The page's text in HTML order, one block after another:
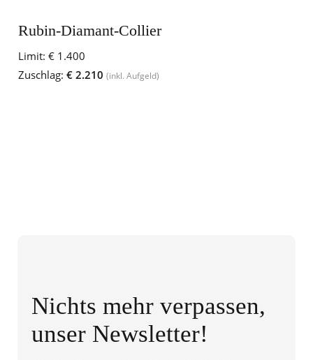
Rubin-Diamant-Collier
Limit: € 1.400
Zuschlag: € 2.210 (inkl. Aufgeld)
Nichts mehr verpassen,
unser Newsletter!